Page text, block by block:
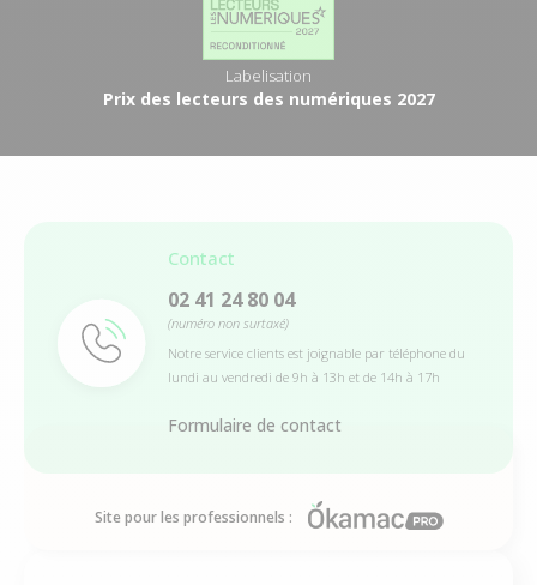
Labelisation
Prix des lecteurs des numériques 2027
Contact
02 41 24 80 04
(numéro non surtaxé)
Notre service clients est joignable par téléphone du
lundi au vendredi de 9h à 13h et de 14h à 17h
Formulaire de contact
Site pour les professionnels :